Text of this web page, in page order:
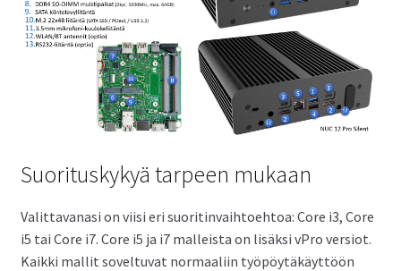
Suorituskykyä tarpeen mukaan
Valittavanasi on viisi eri suoritinvaihtoehtoa: Core i3, Core
i5 tai Core i7. Core i5 ja i7 malleista on lisäksi vPro versiot.
Kaikki mallit soveltuvat normaaliin työpöytäkäyttöön